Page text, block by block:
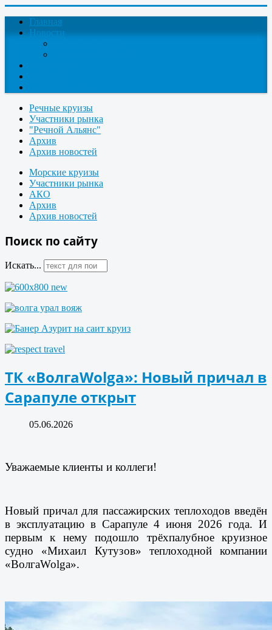
Главная
Новости
Речные круизы
Участники рынка
"Речной Альянс"
Архив
Архив новостей
Морские круизы
Участники рынка
АКО
Архив
Архив новостей
Поиск по сайту
Искать...
ТК «ВолгаWolga»: Новый причал в
Сарапуле открыт
05.06.2026
Уважаемые клиенты и коллеги!
Новый причал для пассажирских теплоходов введён
в эксплуатацию в Сарапуле 4 июня 2026 года. И
первым к нему подошло трёхпалубное круизное
судно «Михаил Кутузов» теплоходной компании
«ВолгаWolga».